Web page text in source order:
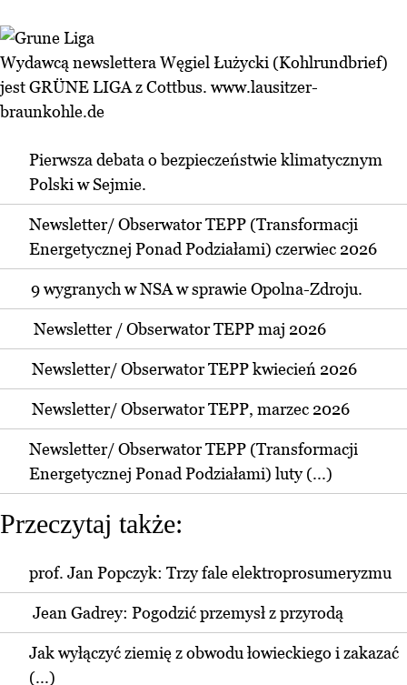
Wydawcą newslettera Węgiel Łużycki (Kohlrundbrief)
jest GRÜNE LIGA z Cottbus. www.lausitzer-
braunkohle.de
Pierwsza debata o bezpieczeństwie klimatycznym
Polski w Sejmie.
Newsletter/ Obserwator TEPP (Transformacji
Energetycznej Ponad Podziałami) czerwiec 2026
9 wygranych w NSA w sprawie Opolna-Zdroju.
Newsletter / Obserwator TEPP maj 2026
Newsletter/ Obserwator TEPP kwiecień 2026
Newsletter/ Obserwator TEPP, marzec 2026
Newsletter/ Obserwator TEPP (Transformacji
Energetycznej Ponad Podziałami) luty (...)
Przeczytaj także:
prof. Jan Popczyk: Trzy fale elektroprosumeryzmu
Jean Gadrey: Pogodzić przemysł z przyrodą
Jak wyłączyć ziemię z obwodu łowieckiego i zakazać
(...)